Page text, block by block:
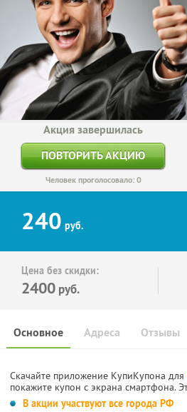
Акция завершилась
ПОВТОРИТЬ АКЦИЮ
Человек проголосовало: 0
240 руб.
Цена без скидки:
2400 руб.
Основное Отзывы
Адреса
Скачайте приложение КупиКупона для
покажите купон с экрана смартфона.
В акции участвуют все города РФ